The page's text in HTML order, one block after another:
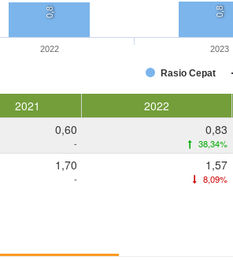
0,8 0,8
Rasio Cepat
2022 2023
2021 2022
0,60
-
0,83
38,34%
1,70
-
1,57
8,09%